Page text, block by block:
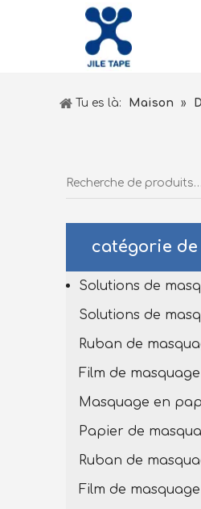
Tu es là: Maison »
catégorie
Solutions de
Film de